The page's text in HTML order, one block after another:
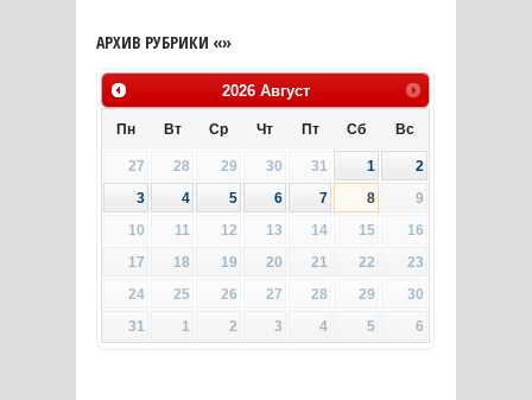
АРХИВ РУБРИКИ «»
2026 Август
Пн Вт Ср Чт Пт Сб Вс
27 28 29 30 31 1
2
3
4 5 6 7 8
9
10
11 12 13 14 15
16
17
18 19 20 21 22
23
24
25 26 27 28 29
30
31
1 2 3 4 5 6